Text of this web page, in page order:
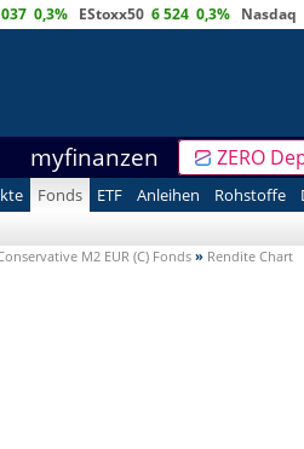
0,3% EStoxx50 6 524 0,3% Nasdaq
myfinanzen ZERO
Fonds ETF Anleihen Rohstoffe
M2 EUR (C) Fonds » Rendite Chart